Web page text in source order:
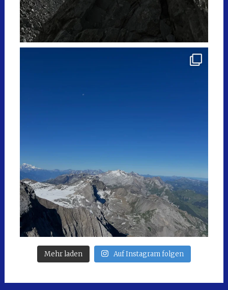
Mehr laden Auf Instagram folgen